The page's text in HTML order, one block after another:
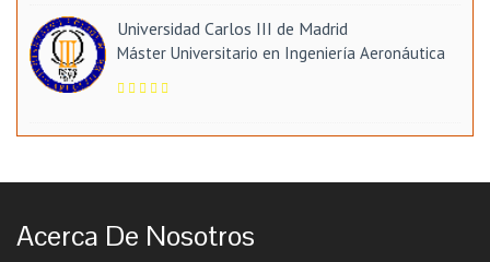
Universidad Carlos III de Madrid
Máster Universitario en Ingeniería Aeronáutica
Acerca De Nosotros